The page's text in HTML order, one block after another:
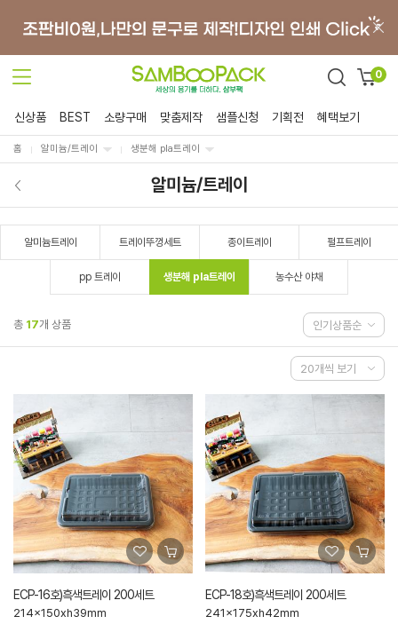
0
신상품 BEST 소량구매 맞춤제작 샘플신청 기획전 혜택보기
홈 알미늄/트레이 생분해 pla트레이
알미늄/트레이
알미늄트레이 트레이뚜껑세트 종이트레이 펄프트레이
pp 트레이 생분해 pla트레이 농수산 야채
총 17개 상품
ECP-16호)흑색트레이 200세트
214x150xh39mm
ECP-18호)흑색트레이 200세트
241x175xh42mm